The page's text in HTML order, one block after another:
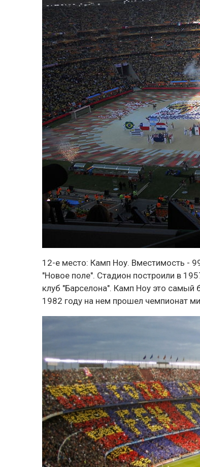
12-е место: Камп Ноу. Вместимость -
"Новое поле". Стадион построили в
клуб "Барселона". Камп Ноу это самый
1982 году на нем прошел чемпионат